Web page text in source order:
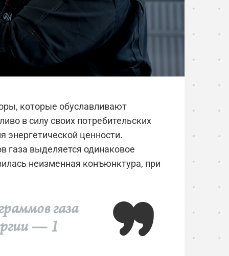
которые обуславливают
в силу своих потребительских
энергетической ценности.
газа выделяется одинаковое
неизменная конъюнктура, при
газа
— 1